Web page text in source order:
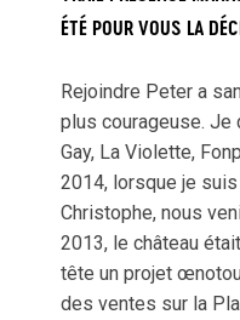
ÉTÉ POUR VOUS LA
Rejoindre Peter a
plus courageuse. Je
Gay, La Violette,
2014, lorsque je
Christophe, nous
2013, le château
tête un projet
des ventes sur la